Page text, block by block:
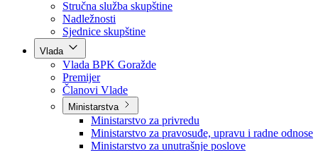
Poslanici po klubovima naroda
Kolegij skupštine
Skupštinski odbori i komisije
Stručna služba skupštine
Nadležnosti
Sjednice skupštine
Vlada
Vlada BPK Goražde
Premijer
Članovi Vlade
Ministarstva